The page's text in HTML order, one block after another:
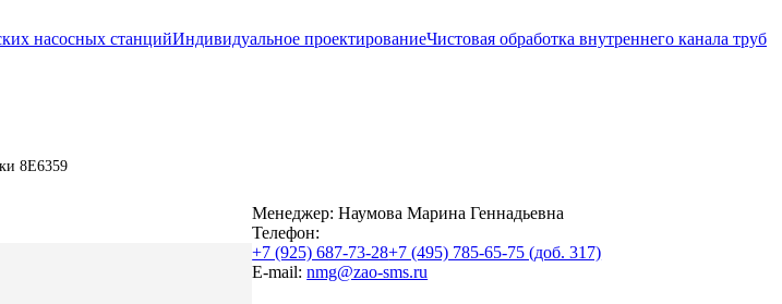
насосных станцийИндивидуальное проектированиеЧистовая обработка внутреннего канала труб
8E6359
Менеджер:Наумова Марина Геннадьевна
Телефон:
+7 (925) 687-73-28+7 (495) 785-65-75 (доб. 317)
E-mail:nmg@zao-sms.ru